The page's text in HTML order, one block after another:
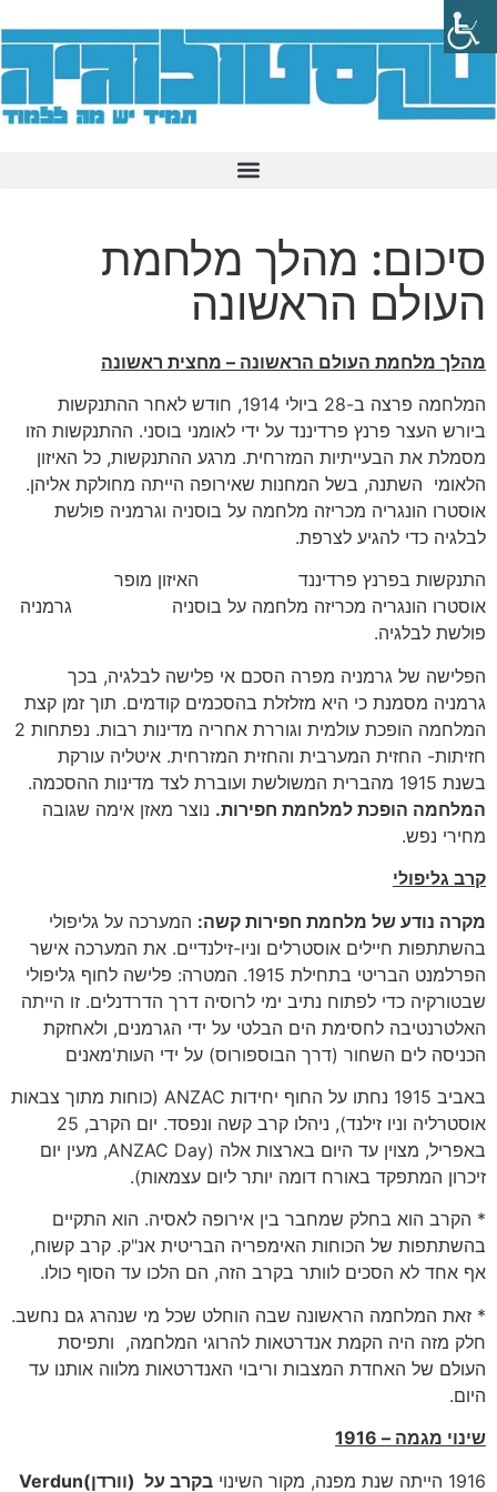
סיכום: מהלך מלחמת
העולם הראשונה
מהלך מלחמת העולם הראשונה – מחצית ראשונה
המלחמה פרצה ב-28 ביולי 1914, חודש לאחר ההתנקשות
ביורש העצר פרנץ פרדיננד על ידי לאומני בוסני. ההתנקשות הזו
מסמלת את הבעייתיות המזרחית. מרגע ההתנקשות, כל האיזון
הלאומי השתנה, בשל המחנות שאירופה הייתה מחולקת אליהן.
אוסטרו הונגריה מכריזה מלחמה על בוסניה וגרמניה פולשת
לבלגיה כדי להגיע לצרפת.
התנקשות בפרנץ פרדיננד האיזון מופר
אוסטרו הונגריה מכריזה מלחמה על בוסניה גרמניה
פולשת לבלגיה.
הפלישה של גרמניה מפרה הסכם אי פלישה לבלגיה, בכך
גרמניה מסמנת כי היא מזלזלת בהסכמים קודמים. תוך זמן קצת
המלחמה הופכת עולמית וגוררת אחריה מדינות רבות. נפתחות 2
חזיתות- החזית המערבית והחזית המזרחית. איטליה עורקת
בשנת 1915 מהברית המשולשת ועוברת לצד מדינות ההסכמה.
המלחמה הופכת למלחמת חפירות. נוצר מאזן אימה שגובה
מחירי נפש.
קרב גליפולי
מקרה נודע של מלחמת חפירות קשה: המערכה על גליפולי
בהשתתפות חיילים אוסטרלים וניו-זילנדיים. את המערכה אישר
הפרלמנט הבריטי בתחילת 1915. המטרה: פלישה לחוף גליפולי
שבטורקיה כדי לפתוח נתיב ימי לרוסיה דרך הדרדנלים. זו הייתה
האלטרנטיבה לחסימת הים הבלטי על ידי הגרמנים, ולאחזקת
הכניסה לים השחור (דרך הבוספורוס) על ידי העות'מאנים
באביב 1915 נחתו על החוף יחידות ANZAC (כוחות מתוך צבאות
אוסטרליה וניו זילנד), ניהלו קרב קשה ונפסד. יום הקרב, 25
באפריל, מצוין עד היום בארצות אלה (ANZAC Day, מעין יום
זיכרון המתפקד באורח דומה יותר ליום עצמאות).
* הקרב הוא בחלק שמחבר בין אירופה לאסיה. הוא התקיים
בהשתתפות של הכוחות האימפריה הבריטית אנ"ק. קרב קשוח,
אף אחד לא הסכים לוותר בקרב הזה, הם הלכו עד הסוף כולו.
* זאת המלחמה הראשונה שבה הוחלט שכל מי שנהרג גם נחשב.
חלק מזה היה הקמת אנדרטאות להרוגי המלחמה, ותפיסת
העולם של האחדת המצבות וריבוי האנדרטאות מלווה אותנו עד
היום.
שינוי מגמה – 1916
1916 הייתה שנת מפנה, מקור השינוי
בקרב על (וורדן)Verdun